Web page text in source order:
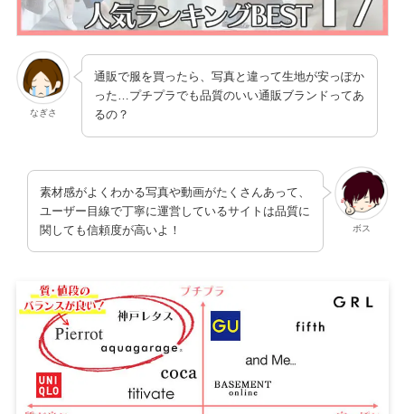
なぎさ
通販で服を買ったら、写真と違って生地が安っぽか
った…プチプラでも品質のいい通販ブランドってあ
るの？
ボス
素材感がよくわかる写真や動画がたくさんあって、
ユーザー目線で丁寧に運営しているサイトは品質に
関しても信頼度が高いよ！